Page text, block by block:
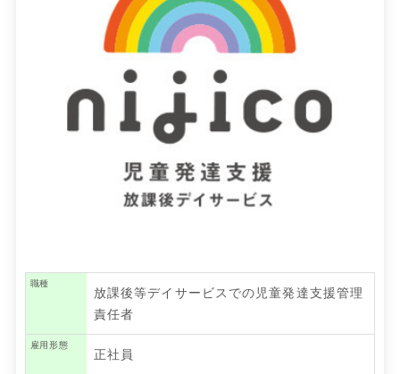
職種
放課後等デイサービスでの児童発達支援管理
責任者
雇用形態
正社員